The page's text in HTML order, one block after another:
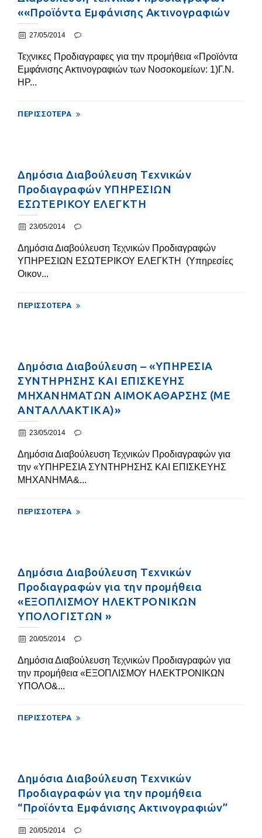
««Προϊόντα Εμφάνισης Ακτινογραφιών
27/05/2014
Τεχνικες Προδιαγραφες για την προμήθεια «Προϊόντα
Εμφάνισης Ακτινογραφιών των Νοσοκομείων: 1)Γ.Ν.
ΗΡ...
ΠΕΡΙΣΣΌΤΕΡΑ
Δημόσια Διαβούλευση Τεχνικών
Προδιαγραφών ΥΠΗΡΕΣΙΩΝ
ΕΣΩΤΕΡΙΚΟΥ ΕΛΕΓΚΤΗ
23/05/2014
Δημόσια Διαβούλευση Τεχνικών Προδιαγραφών
ΥΠΗΡΕΣΙΩΝ ΕΣΩΤΕΡΙΚΟΥ ΕΛΕΓΚΤΗ (Υπηρεσίες
Οικον...
ΠΕΡΙΣΣΌΤΕΡΑ
Δημόσια Διαβούλευση – «ΥΠΗΡΕΣΙΑ
ΣΥΝΤΗΡΗΣΗΣ ΚΑΙ ΕΠΙΣΚΕΥΗΣ
ΜΗΧΑΝΗΜΑΤΩΝ ΑΙΜΟΚΑΘΑΡΣΗΣ (ΜΕ
ΑΝΤΑΛΛΑΚΤΙΚΑ)»
23/05/2014
Δημόσια Διαβούλευση Τεχνικών Προδιαγραφών για
την «ΥΠΗΡΕΣΙΑ ΣΥΝΤΗΡΗΣΗΣ ΚΑΙ ΕΠΙΣΚΕΥΗΣ
ΜΗΧΑΝΗΜΑ&...
ΠΕΡΙΣΣΌΤΕΡΑ
Δημόσια Διαβούλευση Τεχνικών
Προδιαγραφών για την προμήθεια
«ΕΞΟΠΛΙΣΜΟΥ ΗΛΕΚΤΡΟΝΙΚΩΝ
ΥΠΟΛΟΓΙΣΤΩΝ »
20/05/2014
Δημόσια Διαβούλευση Τεχνικών Προδιαγραφών για
την προμήθεια «ΕΞΟΠΛΙΣΜΟΥ ΗΛΕΚΤΡΟΝΙΚΩΝ
ΥΠΟΛΟ&...
ΠΕΡΙΣΣΌΤΕΡΑ
Δημόσια Διαβούλευση Τεχνικών
Προδιαγραφών για την προμήθεια
“Προϊόντα Εμφάνισης Ακτινογραφιών”
20/05/2014